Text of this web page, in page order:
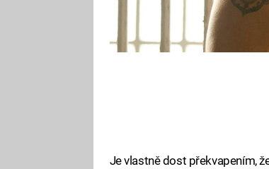
Je vlastně dost překvapením,